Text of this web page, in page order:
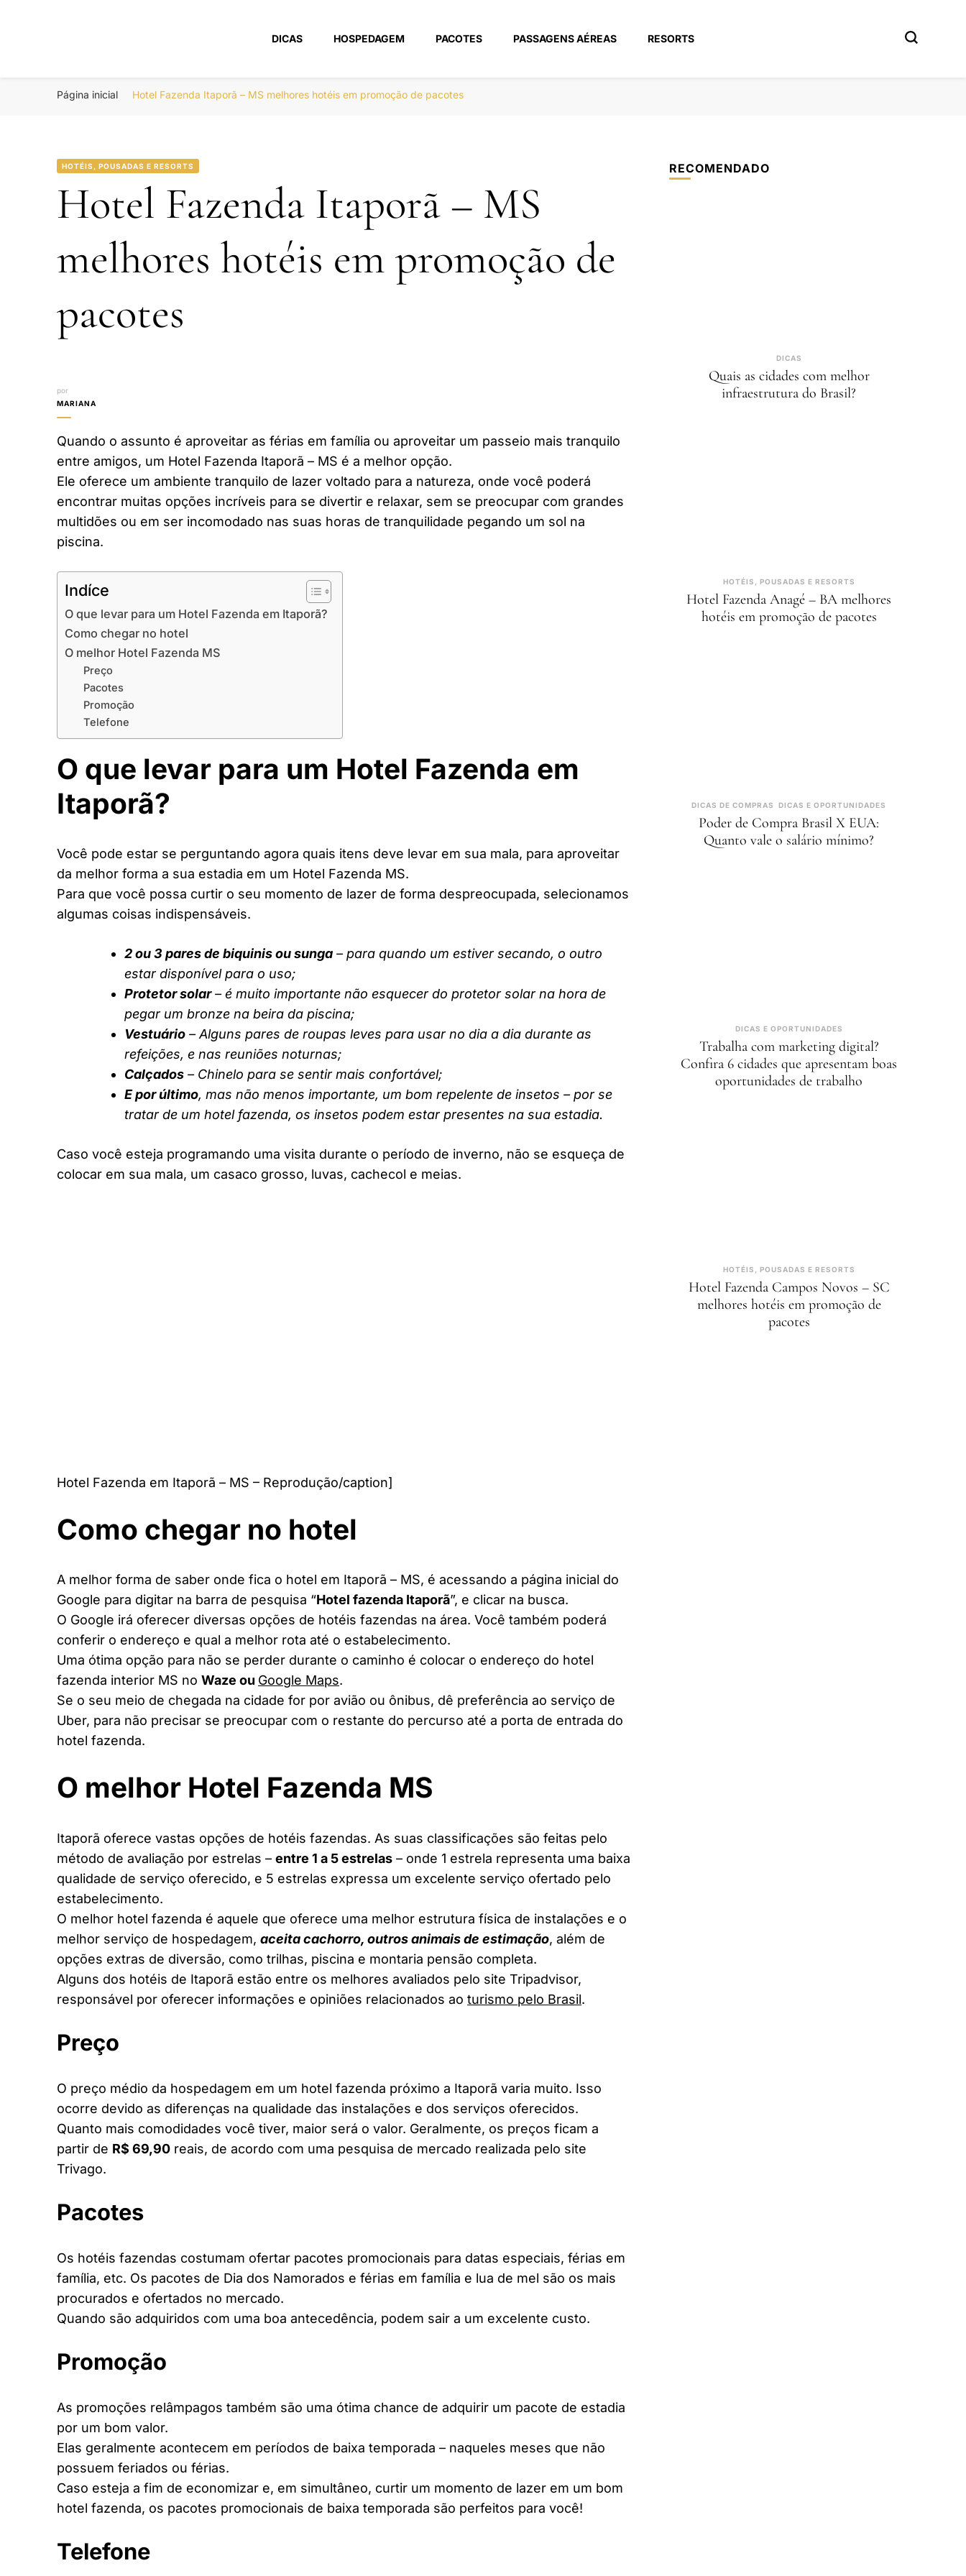
Portal Boa Viagem
DICAS HOSPEDAGEM PACOTES PASSAGENS AÉREAS RESORTS
Página inicial Hotel Fazenda Itaporã – MS melhores hotéis em promoção de pacotes
HOTÉIS, POUSADAS E RESORTS
Hotel Fazenda Itaporã – MS
melhores hotéis em promoção de
pacotes
por
MARIANA
Quando o assunto é aproveitar as férias em família ou aproveitar um passeio mais tranquilo
entre amigos, um Hotel Fazenda Itaporã – MS é a melhor opção.
Ele oferece um ambiente tranquilo de lazer voltado para a natureza, onde você poderá
encontrar muitas opções incríveis para se divertir e relaxar, sem se preocupar com grandes
multidões ou em ser incomodado nas suas horas de tranquilidade pegando um sol na
piscina.
Indíce
O que levar para um Hotel Fazenda em Itaporã?
Como chegar no hotel
O melhor Hotel Fazenda MS
Preço
Pacotes
Promoção
Telefone
O que levar para um Hotel Fazenda em
Itaporã?
Você pode estar se perguntando agora quais itens deve levar em sua mala, para aproveitar
da melhor forma a sua estadia em um Hotel Fazenda MS.
Para que você possa curtir o seu momento de lazer de forma despreocupada, selecionamos
algumas coisas indispensáveis.
2 ou 3 pares de biquinis ou sunga – para quando um estiver secando, o outro
estar disponível para o uso;
Protetor solar– é muito importante não esquecer do protetor solar na hora de
pegar um bronze na beira da piscina;
Vestuário – Alguns pares de roupas leves para usar no dia a dia durante as
refeições, e nas reuniões noturnas;
Calçados – Chinelo para se sentir mais confortável;
E por último, mas não menos importante, um bom repelente de insetos – por se
tratar de um hotel fazenda, os insetos podem estar presentes na sua estadia.
Caso você esteja programando uma visita durante o período de inverno, não se esqueça de
colocar em sua mala, um casaco grosso, luvas, cachecol e meias.
Hotel Fazenda em Itaporã – MS – Reprodução/caption]
Como chegar no hotel
A melhor forma de saber onde fica o hotel em Itaporã – MS, é acessando a página inicial do
Google para digitar na barra de pesquisa “Hotel fazenda Itaporã”, e clicar na busca.
O Google irá oferecer diversas opções de hotéis fazendas na área. Você também poderá
conferir o endereço e qual a melhor rota até o estabelecimento.
Uma ótima opção para não se perder durante o caminho é colocar o endereço do hotel
fazenda interior MS no Waze ou Google Maps.
Se o seu meio de chegada na cidade for por avião ou ônibus, dê preferência ao serviço de
Uber, para não precisar se preocupar com o restante do percurso até a porta de entrada do
hotel fazenda.
O melhor Hotel Fazenda MS
Itaporã oferece vastas opções de hotéis fazendas. As suas classificações são feitas pelo
método de avaliação por estrelas – entre 1 a 5 estrelas – onde 1 estrela representa uma baixa
qualidade de serviço oferecido, e 5 estrelas expressa um excelente serviço ofertado pelo
estabelecimento.
O melhor hotel fazenda é aquele que oferece uma melhor estrutura física de instalações e o
melhor serviço de hospedagem, aceita cachorro, outros animais de estimação, além de
opções extras de diversão, como trilhas, piscina e montaria pensão completa.
Alguns dos hotéis de Itaporã estão entre os melhores avaliados pelo site Tripadvisor,
responsável por oferecer informações e opiniões relacionados ao turismo pelo Brasil.
Preço
O preço médio da hospedagem em um hotel fazenda próximo a Itaporã varia muito. Isso
ocorre devido as diferenças na qualidade das instalações e dos serviços oferecidos.
Quanto mais comodidades você tiver, maior será o valor. Geralmente, os preços ficam a
partir de R$ 69,90 reais, de acordo com uma pesquisa de mercado realizada pelo site
Trivago.
Pacotes
Os hotéis fazendas costumam ofertar pacotes promocionais para datas especiais, férias em
família, etc. Os pacotes de Dia dos Namorados e férias em família e lua de mel são os mais
procurados e ofertados no mercado.
Quando são adquiridos com uma boa antecedência, podem sair a um excelente custo.
Promoção
As promoções relâmpagos também são uma ótima chance de adquirir um pacote de estadia
por um bom valor.
Elas geralmente acontecem em períodos de baixa temporada – naqueles meses que não
possuem feriados ou férias.
Caso esteja a fim de economizar e, em simultâneo, curtir um momento de lazer em um bom
hotel fazenda, os pacotes promocionais de baixa temporada são perfeitos para você!
Telefone
RECOMENDADO
DICAS
Quais as cidades com melhor
infraestrutura do Brasil?
HOTÉIS, POUSADAS E RESORTS
Hotel Fazenda Anagé – BA melhores
hotéis em promoção de pacotes
DICAS DE COMPRAS DICAS E OPORTUNIDADES
Poder de Compra Brasil X EUA:
Quanto vale o salário mínimo?
DICAS E OPORTUNIDADES
Trabalha com marketing digital?
Confira 6 cidades que apresentam boas
oportunidades de trabalho
HOTÉIS, POUSADAS E RESORTS
Hotel Fazenda Campos Novos – SC
melhores hotéis em promoção de
pacotes